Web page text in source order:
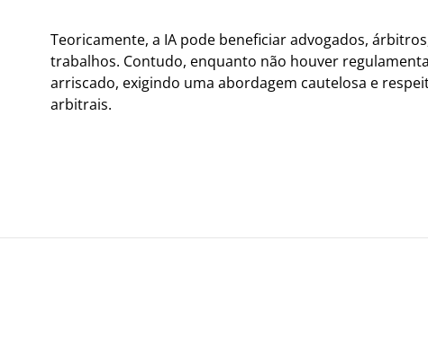
Teoricamente, a IA pode beneficiar advogados,
trabalhos. Contudo, enquanto não houver
arriscado, exigindo uma abordagem cautelosa e
arbitrais.